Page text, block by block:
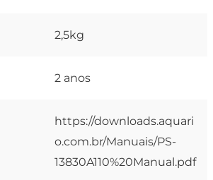
2,5kg
2 anos
https://downloads.aquari
o.com.br/Manuais/PS-
13830A110%20Manual.pdf